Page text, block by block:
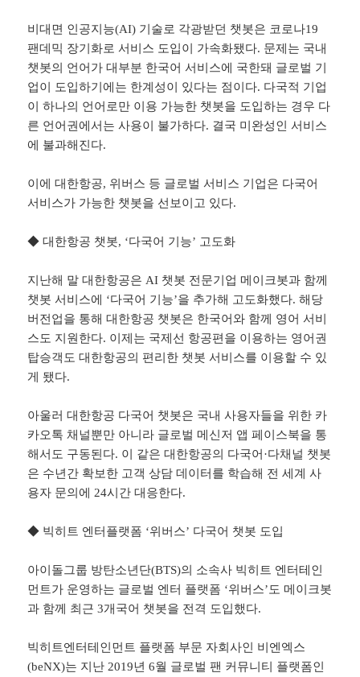
비대면 인공지능(AI) 기술로 각광받던 챗봇은 코로나19
팬데믹 장기화로 서비스 도입이 가속화됐다. 문제는 국내
챗봇의 언어가 대부분 한국어 서비스에 국한돼 글로벌 기
업이 도입하기에는 한계성이 있다는 점이다. 다국적 기업
이 하나의 언어로만 이용 가능한 챗봇을 도입하는 경우 다
른 언어권에서는 사용이 불가하다. 결국 미완성인 서비스
에 불과해진다.
이에 대한항공, 위버스 등 글로벌 서비스 기업은 다국어
서비스가 가능한 챗봇을 선보이고 있다.
◆ 대한항공 챗봇, ‘다국어 기능’ 고도화
지난해 말 대한항공은 AI 챗봇 전문기업 메이크봇과 함께
챗봇 서비스에 ‘다국어 기능’을 추가해 고도화했다. 해당
버전업을 통해 대한항공 챗봇은 한국어와 함께 영어 서비
스도 지원한다. 이제는 국제선 항공편을 이용하는 영어권
탑승객도 대한항공의 편리한 챗봇 서비스를 이용할 수 있
게 됐다.
아울러 대한항공 다국어 챗봇은 국내 사용자들을 위한 카
카오톡 채널뿐만 아니라 글로벌 메신저 앱 페이스북을 통
해서도 구동된다. 이 같은 대한항공의 다국어·다채널 챗봇
은 수년간 확보한 고객 상담 데이터를 학습해 전 세계 사
용자 문의에 24시간 대응한다.
◆ 빅히트 엔터플랫폼 ‘위버스’ 다국어 챗봇 도입
아이돌그룹 방탄소년단(BTS)의 소속사 빅히트 엔터테인
먼트가 운영하는 글로벌 엔터 플랫폼 ‘위버스’도 메이크봇
과 함께 최근 3개국어 챗봇을 전격 도입했다.
빅히트엔터테인먼트 플랫폼 부문 자회사인 비엔엑스
(beNX)는 지난 2019년 6월 글로벌 팬 커뮤니티 플랫폼인